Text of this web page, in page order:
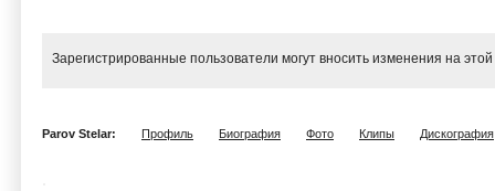
Зарегистрированные пользователи могут вносить изменения на
Parov Stelar: Профиль Биография Фото Клипы Дискография